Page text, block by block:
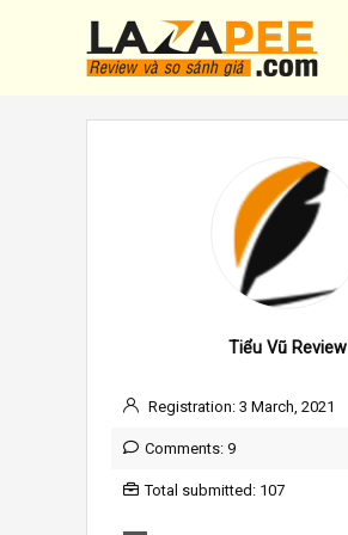
Tiểu Vũ Review
Registration: 3 March, 2021
Comments: 9
Total submitted: 107